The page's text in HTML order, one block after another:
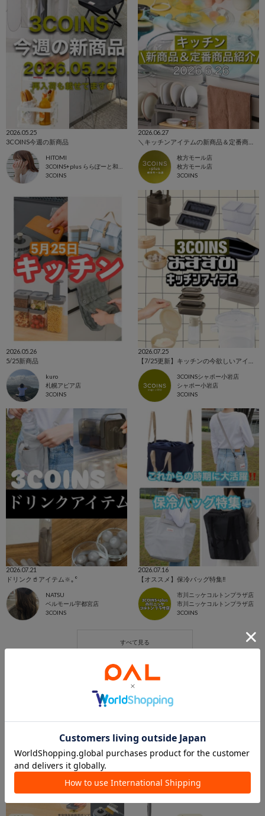
2026.05.25
3COINS今週の新商品
HITOMI
3COINS
2026.06.27
＼キッチンアイテムの新商品＆定番商品をご紹介！／
枚方モール店
枚方モール店
3COINS
2026.05.26
5/25新商品
kuro
札幌アピア店
3COINS
2026.07.25
3COINSシャポー小岩店
シャポー小岩店
3COINS
2026.07.21
ドリンク🥤アイテム🔆｡°
NATSU
ベルモール宇都宮店
3COINS
2026.07.16
【オススメ】保冷バッグ特集‼️
市川ニッケコルトンプラザ店
市川ニッケコルトンプラザ店
3COINS